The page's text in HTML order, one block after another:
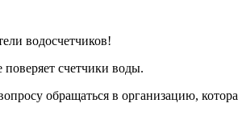
водосчетчиков!
счетчики воды.
обращаться в организацию,